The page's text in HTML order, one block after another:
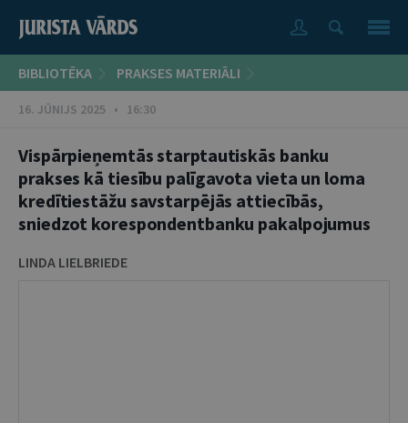
BIBLIOTĒKA PRAKSES MATERIĀLI
16. JŪNIJS 2025 • 16:30
Vispārpieņemtās starptautiskās banku
prakses kā tiesību palīgavota vieta un loma
kredītiestāžu savstarpējās attiecībās,
sniedzot korespondentbanku pakalpojumus
LINDA LIELBRIEDE